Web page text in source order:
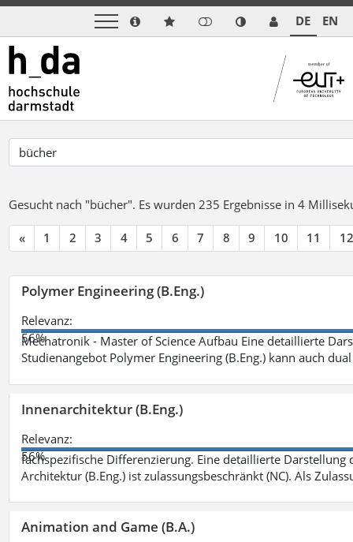
DE EN
Gesucht nach "bücher". Es wurden 235 Ergebnisse in 4
« 1 2 3 4 5 6 7 8 9 10 11 12
Polymer Engineering (B.Eng.)
Relevanz:
56%
Mechatronik - Master of Science Aufbau Eine detaillierte
Studienangebot Polymer Engineering (B.Eng.) kann auch
Innenarchitektur (B.Eng.)
Relevanz:
56%
fachspezifische Differenzierung. Eine detaillierte
Architektur (B.Eng.) ist zulassungsbeschränkt (NC). Als
Animation and Game (B.A.)